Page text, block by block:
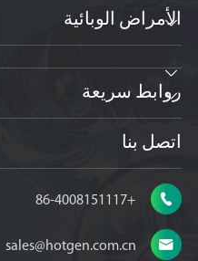
الأمراض الوبائية


روابط سريعة

اتصل بنا

+86-4008151117

sales@hotgen.com.cn